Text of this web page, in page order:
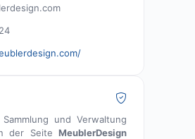
und Verwaltung
der Seite MeublerDesign